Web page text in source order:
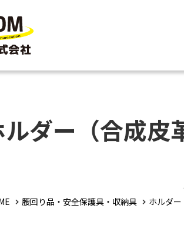
ダー（合成皮
腰回り品・安全保護具・収納具 ホルダー